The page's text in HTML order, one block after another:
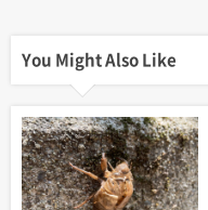
You Might Also Like